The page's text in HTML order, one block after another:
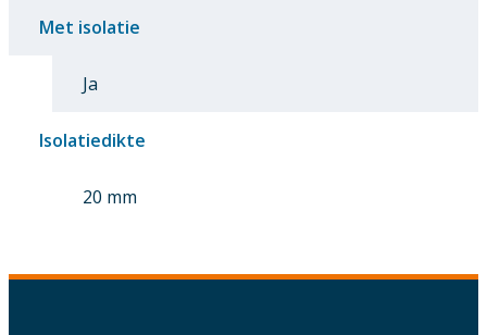
Met isolatie
Ja
Isolatiedikte
20 mm